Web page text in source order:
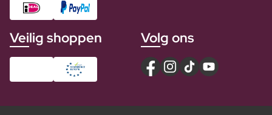
Veilig shoppen Volg ons